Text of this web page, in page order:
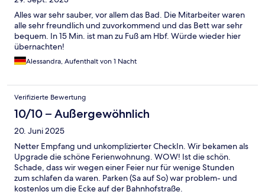
Alles war sehr sauber, vor allem das Bad. Die Mitarbeiter waren
alle sehr freundlich und zuvorkommend und das Bett war sehr
bequem. In 15 Min. ist man zu Fuß am Hbf. Würde wieder hier
übernachten!
Alessandra, Aufenthalt von 1 Nacht
Verifizierte Bewertung
10/10 – Außergewöhnlich
20. Juni 2025
Netter Empfang und unkomplizierter CheckIn. Wir bekamen als
Upgrade die schöne Ferienwohnung. WOW! Ist die schön.
Schade, dass wir wegen einer Feier nur für wenige Stunden
zum schlafen da waren. Parken (Sa auf So) war problem- und
kostenlos um die Ecke auf der Bahnhofstraße.